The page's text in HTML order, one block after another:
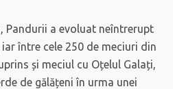
Pandurii a evoluat neîntrerupt
între cele 250 de meciuri din
și meciul cu Oțelul Galați,
de gălățeni în urma unei